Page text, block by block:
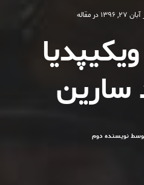
آبان 27, 1396 درمقاله
سارین
نویسنده دوم